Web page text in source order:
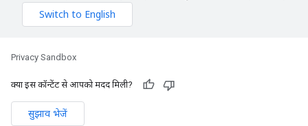
Privacy Sandbox
क्या इस कॉन्टेंट से आपको मदद मिली?
सुझाव भेजें